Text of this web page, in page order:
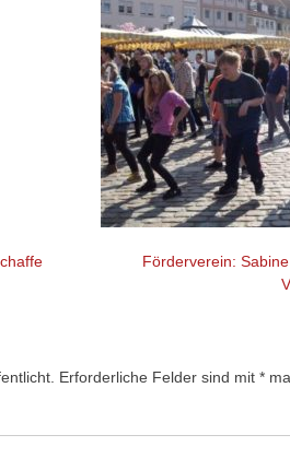
Förderverein:
Erforderliche Felder sind mit *